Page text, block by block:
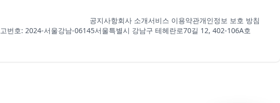
공지사항회사 소개서비스 이용약관개인정보 보호 방침
번호: 2024-서울강남-06145서울특별시 강남구 테헤란로70길 12, 402-106A호